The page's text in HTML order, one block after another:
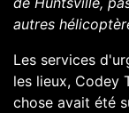
autres
Les services
les lieux, Codey
chose avait été